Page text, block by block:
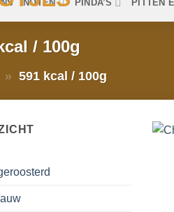
NOTEN PINDA’S PITTEN
/ 100g
» 591 kcal / 100g